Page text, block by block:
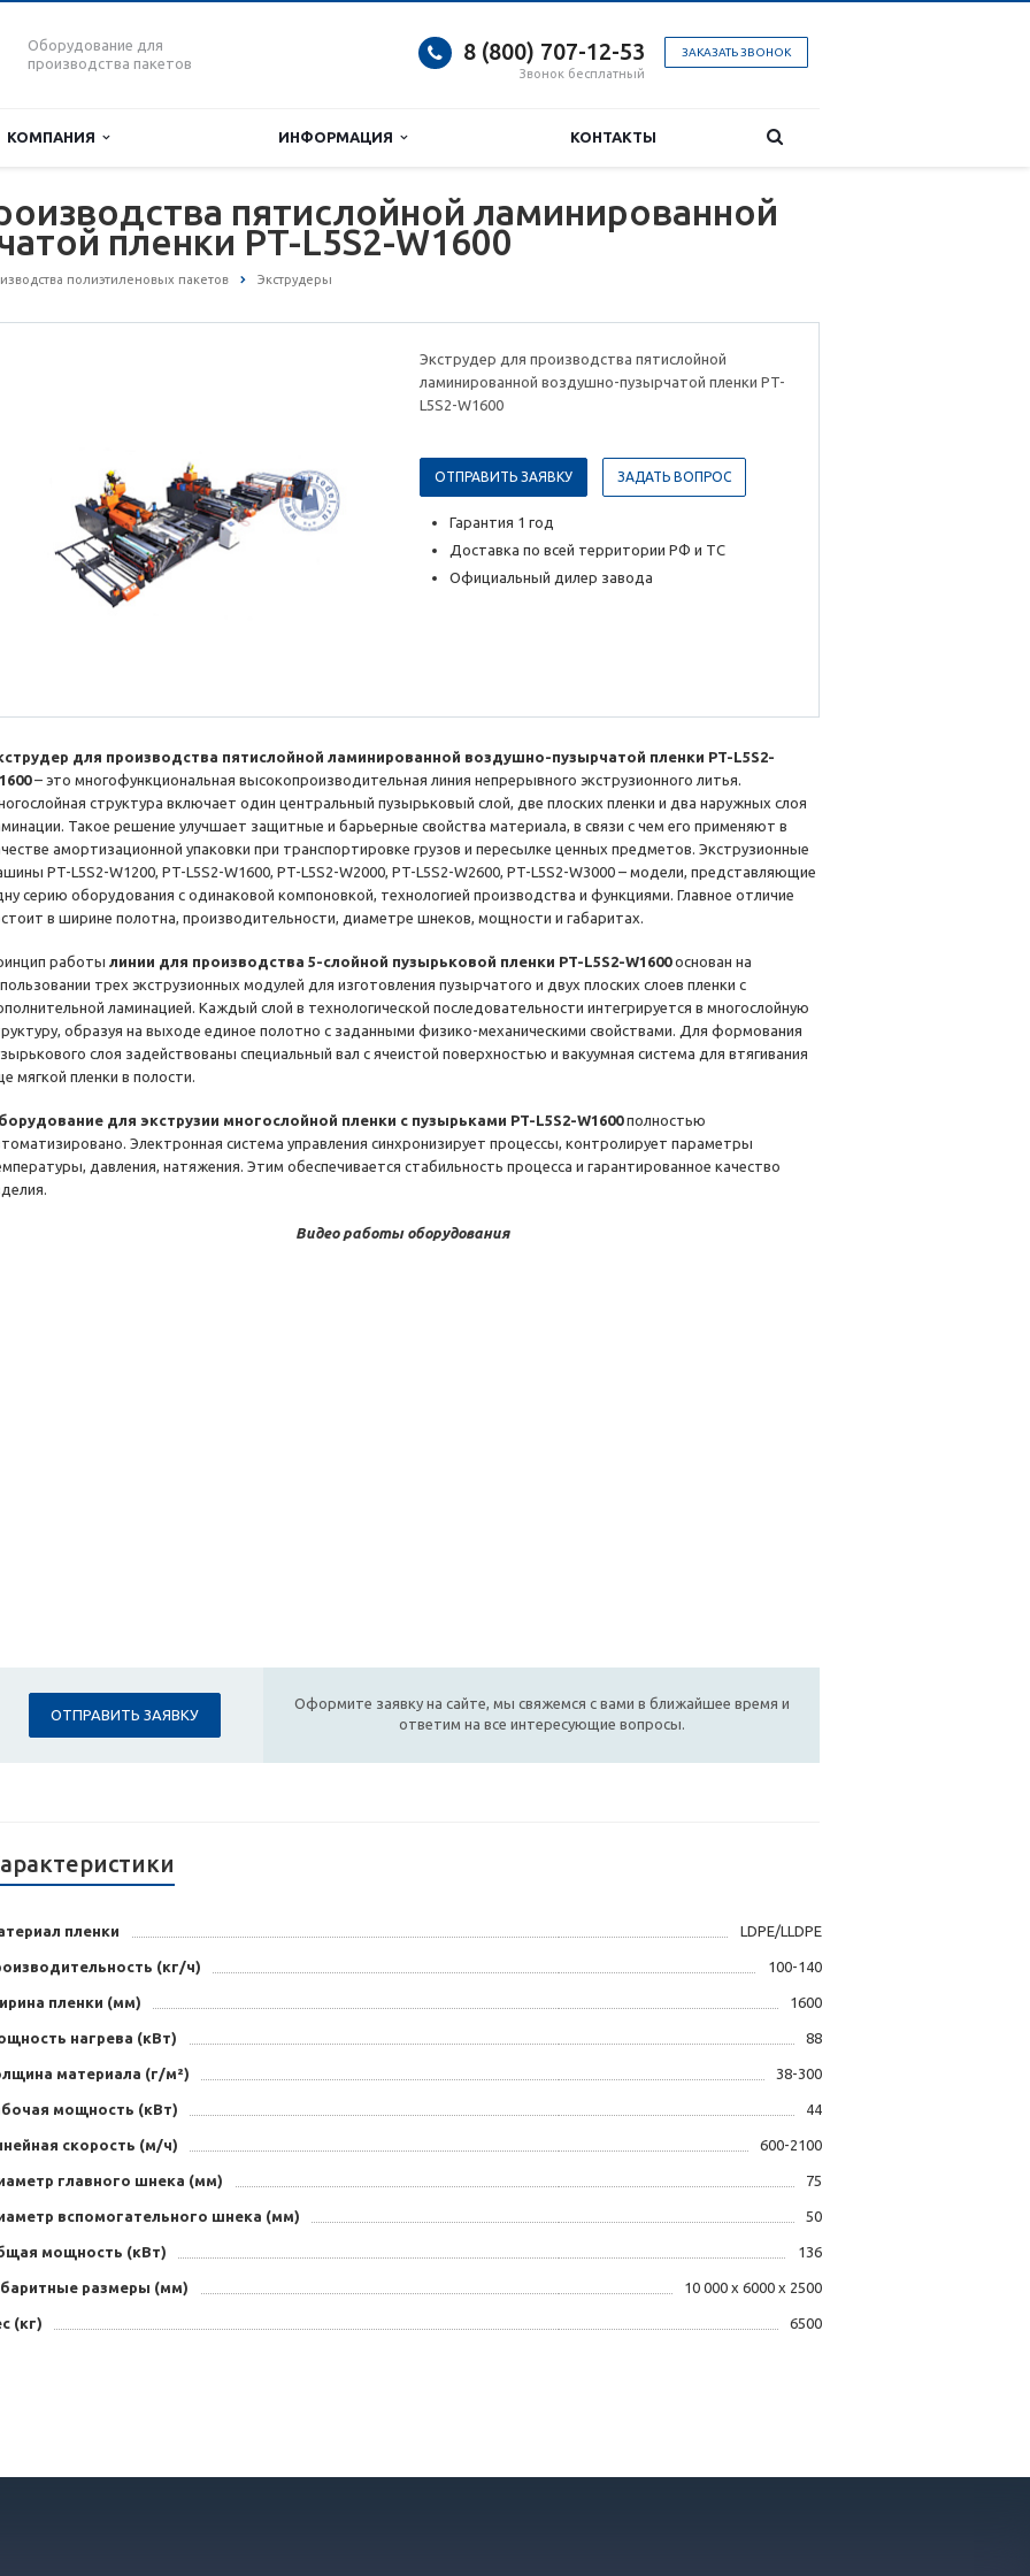
Оборудование для
производства пакетов
ЗАКАЗАТЬ ЗВОНОК
8 (800) 707-12-53
Звонок бесплатный
КОМПАНИЯ ИНФОРМАЦИЯ КОНТАКТЫ
пятислойной ламинированной
пленки PT-L5S2-W1600
полиэтиленовых пакетов Экструдеры
Экструдер для производства пятислойной
ламинированной воздушно-пузырчатой пленки PT-
L5S2-W1600
ОТПРАВИТЬ ЗАЯВКУ ЗАДАТЬ ВОПРОС
Гарантия 1 год
Доставка по всей территории РФ и ТС
Официальный дилер завода
для производства пятислойной ламинированной воздушно-пузырчатой пленки PT-L5S2-
– это многофункциональная высокопроизводительная линия непрерывного экструзионного литья.
структура включает один центральный пузырьковый слой, две плоских пленки и два наружных слоя
Такое решение улучшает защитные и барьерные свойства материала, в связи с чем его применяют в
амортизационной упаковки при транспортировке грузов и пересылке ценных предметов. Экструзионные
PT-L5S2-W1200, PT-L5S2-W1600, PT-L5S2-W2000, PT-L5S2-W2600, PT-L5S2-W3000 – модели, представляющие
серию оборудования с одинаковой компоновкой, технологией производства и функциями. Главное отличие
в ширине полотна, производительности, диаметре шнеков, мощности и габаритах.
работы линии для производства 5-слойной пузырьковой пленки PT-L5S2-W1600основан на
трех экструзионных модулей для изготовления пузырчатого и двух плоских слоев пленки с
ламинацией. Каждый слой в технологической последовательности интегрируется в многослойную
образуя на выходе единое полотно с заданными физико-механическими свойствами. Для формования
слоя задействованы специальный вал с ячеистой поверхностью и вакуумная система для втягивания
мягкой пленки в полости.
для экструзии многослойной пленки с пузырьками PT-L5S2-W1600полностью
Электронная система управления синхронизирует процессы, контролирует параметры
давления, натяжения. Этим обеспечивается стабильность процесса и гарантированное качество
Видео работы оборудования
ОТПРАВИТЬ ЗАЯВКУ
Оформите заявку на сайте, мы свяжемся с вами в ближайшее время и
ответим на все интересующие вопросы.
пленки LDPE/LLDPE
(кг/ч) 100-140
пленки (мм) 1600
нагрева (кВт) 88
материала (г/м²) 38-300
мощность (кВт) 44
скорость (м/ч) 600-2100
главного шнека (мм) 75
вспомогательного шнека (мм) 50
мощность (кВт) 136
размеры (мм) 10 000 х 6000 х 2500
(кг) 6500